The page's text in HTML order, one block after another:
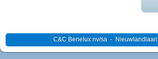
C&C Benelux nv/sa -